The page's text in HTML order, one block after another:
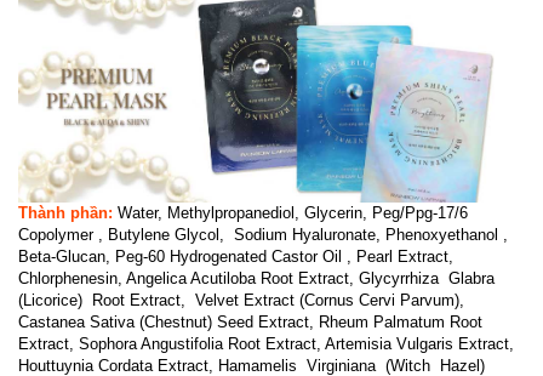
Thành phần: Water, Methylpropanediol, Glycerin, Peg/Ppg-17/6
Copolymer , Butylene Glycol, Sodium Hyaluronate, Phenoxyethanol ,
Beta-Glucan, Peg-60 Hydrogenated Castor Oil , Pearl Extract,
Chlorphenesin, Angelica Acutiloba Root Extract, Glycyrrhiza Glabra
(Licorice) Root Extract, Velvet Extract (Cornus Cervi Parvum),
Castanea Sativa (Chestnut) Seed Extract, Rheum Palmatum Root
Extract, Sophora Angustifolia Root Extract, Artemisia Vulgaris Extract,
Houttuynia Cordata Extract, Hamamelis Virginiana (Witch Hazel)